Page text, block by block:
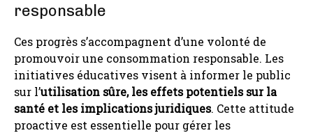
responsable
Ces progrès s’accompagnent d’une volonté de
promouvoir une consommation responsable. Les
initiatives éducatives visent à informer le public
sur l’utilisation sûre, les effets potentiels sur la
santé et les implications juridiques. Cette attitude
proactive est essentielle pour gérer les